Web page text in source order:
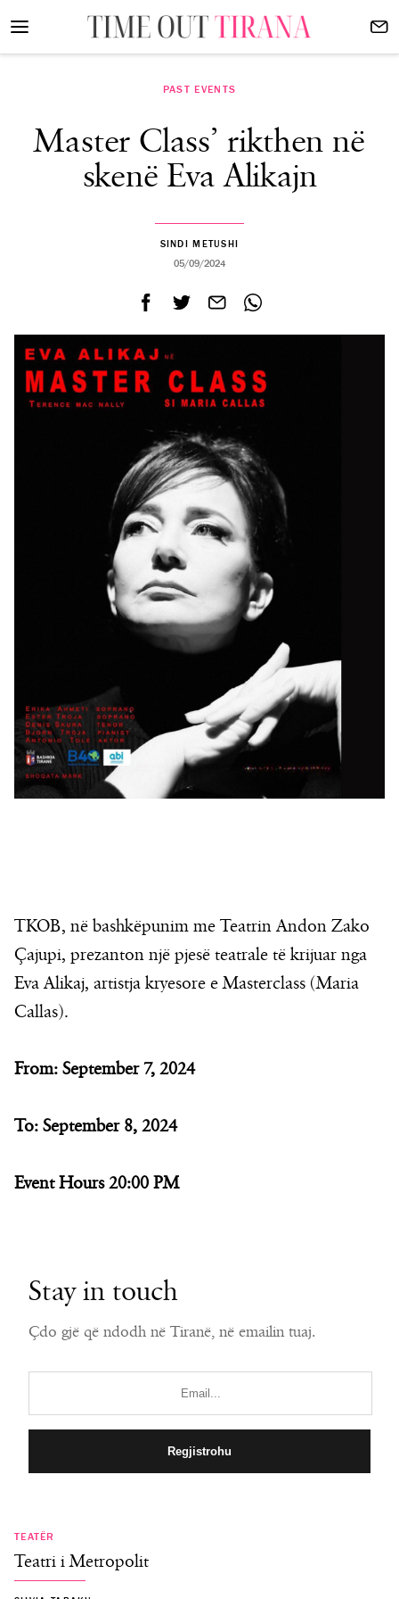
PAST EVENTS
Master Class’ rikthen në
skenë Eva Alikajn
SINDI METUSHI
05/09/2024
TKOB, në bashkëpunim me Teatrin Andon Zako
Çajupi, prezanton një pjesë teatrale të krijuar nga
Eva Alikaj, artistja kryesore e Masterclass (Maria
Callas).
From: September 7, 2024
To: September 8, 2024
Event Hours20:00 PM
Stay in touch
Çdo gjë që ndodh në Tiranë, në emailin tuaj.
TEATËR
Teatri i Metropolit